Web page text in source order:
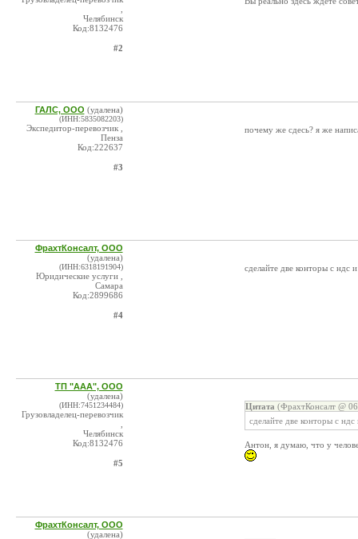
Челябинск
Код:8132476
#2
ГАЛС, ООО (удалена)
(ИНН:5835082203)
Экспедитор-перевозчик ,
Пенза
Код:222637
#3
почему же сдесь? я же
ФрахтКонсалт, ООО
(удалена)
(ИНН:6318191904)
Юридические услуги ,
Самара
Код:2899686
#4
сделайте две конторы с ндс и
ТП "ААА", ООО
(удалена)
(ИНН:7451234484)
Грузовладелец-перевозчик
Челябинск
Код:8132476
#5
Цитата (ФрахтКонсалт @
сделайте две конторы с ндс
Антон, я думаю, что у
ФрахтКонсалт, ООО
(удалена)